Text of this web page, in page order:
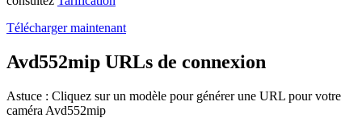
Télécharger maintenant
Avd552mip URLs de connexion
Astuce : Cliquez sur un modèle pour générer une URL pour votre
caméra Avd552mip